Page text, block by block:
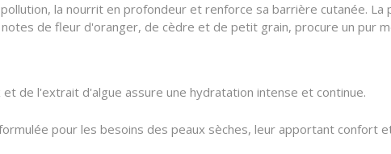
la nourrit en profondeur et renforce sa barrière cutanée.
de fleur d'oranger, de cèdre et de petit grain, procure un pur
de l'extrait d'algue assure une hydratation intense et continue.
pour les besoins des peaux sèches, leur apportant confort